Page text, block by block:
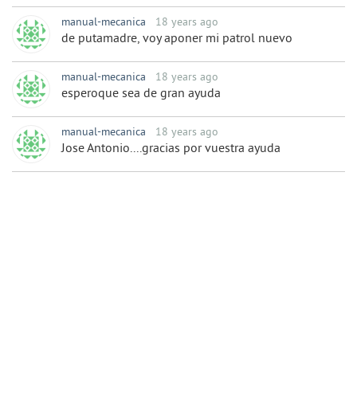
manual-mecanica 18 years ago
de putamadre, voy aponer mi patrol nuevo
manual-mecanica 18 years ago
esperoque sea de gran ayuda
manual-mecanica 18 years ago
Jose Antonio....gracias por vuestra ayuda